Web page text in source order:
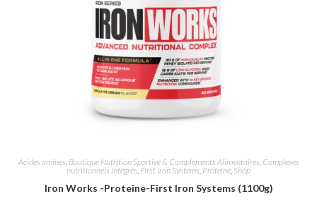
Acides aminés, Boutique Nutrition Sportive & Compléments Alimentaires, Complexes
nutritionnels intégrés, First Iron Systems, Proteine, Shop
Iron Works -Proteine-First Iron Systems (1100g)